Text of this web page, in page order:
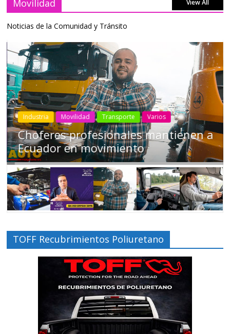
Movilidad View All
Noticias de la Comunidad y Tránsito
Industria Movilidad Transporte Varios
Choferes profesionales mantienen a
Ecuador en movimiento
TOFF Recubrimientos Poliuretano